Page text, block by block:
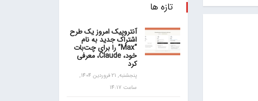
تازه ها
آنتروپیک امروز یک طرح
اشتراک جدید به نام
“Max” را برای چت‌بات
خود، Claude، معرفی
کرد
پنجشنبه, 21 فروردین 1404,
ساعت 14:17